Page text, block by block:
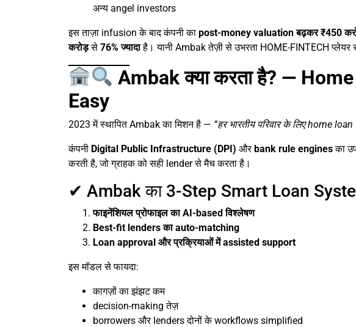
अन्य angel investors
इस ताज़ा infusion के बाद कंपनी का post-money valuation बढ़कर ₹450
करोड़से 76% ज्यादाहै। यानी Ambak तेज़ी से उभरता HOME-FINTECH प्लेयर
Ambak क्या करता है? —
Easy
2023 में स्थापित Ambak का मिशन है — “हर भारतीय परिवार के लिए home
कंपनी Digital Public Infrastructure (DPI) औरbank rule enginesका
करती है, जो ग्राहक को सही lender से मैच करता है।
✔ Ambak का 3-Step Smart Loan
फाइनेंशियल प्रोफाइल का AI-based विश्लेषण
Best-fit lenders का auto-matching
Loan approval और प्रक्रियाओं में assisted support
इस मॉडल से फायदा:
कागज़ों का झंझट कम
decision-making तेज़
borrowers और lenders दोनों के workflows simplified